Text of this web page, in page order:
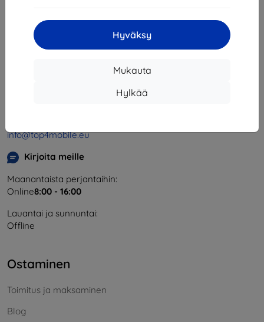
Hyväksy
Mukauta
Hylkää
Shield-SK s.r.o.
SK2023549671
info@top4mobile.eu
Kirjoita meille
Maanantaista perjantaihin:
Online8:00 - 16:00
Lauantai ja sunnuntai:
Offline
Ostaminen
Toimitus ja maksaminen
Blog